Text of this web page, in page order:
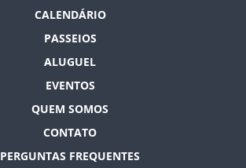
CALENDÁRIO
PASSEIOS
ALUGUEL
EVENTOS
QUEM SOMOS
CONTATO
PERGUNTAS FREQUENTES